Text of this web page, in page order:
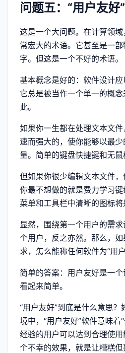
问题五：“用户友好
这是一个大问题。在计算领域
常宏大的术语。它甚至是一
字。但这是一个不好的术语。
基本概念是好的：软件设计
它总是被当作一个单一的概
此。
如果你一生都在处理文本文
速而强大的，使你能够以最
量。简单的键盘快捷键和无鼠
但如果你很少编辑文本文件，
你最不想做的就是费力学习
菜单和工具栏中清晰的图标将
显然，围绕第一个用户的需
个用户，反之亦然。那么，
求，怎么能称任何软件为“用户
简单的答案：用户友好是一
看起来简单。
“用户友好”到底是什么意思
境中，“用户友好”软件意味着
经验的用户可以达到合理使
个不幸的效果，就是让糟糕但